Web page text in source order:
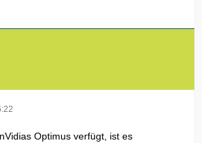
Optimus verfügt, ist es